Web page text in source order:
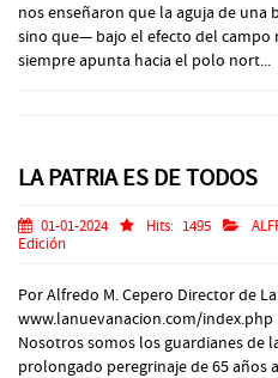
nos enseñaron que la aguja de
sino que— bajo el efecto del
siempre apunta hacia el polo nort...
LA PATRIA ES DE TODOS
01-01-2024 Hits: 1495
Edición
Por Alfredo M. Cepero Director de
www.lanuevanacion.com/
Nosotros somos los guardianes de
prolongado peregrinaje de 65 años